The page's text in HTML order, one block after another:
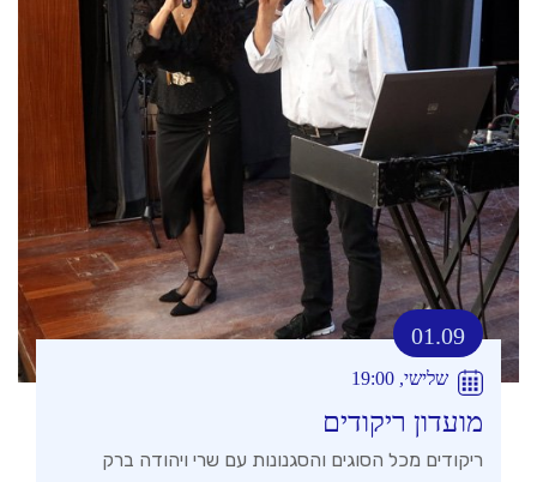
01.09
שלישי, 19:00
מועדון ריקודים
ריקודים מכל הסוגים והסגנונות עם שרי ויהודה ברק